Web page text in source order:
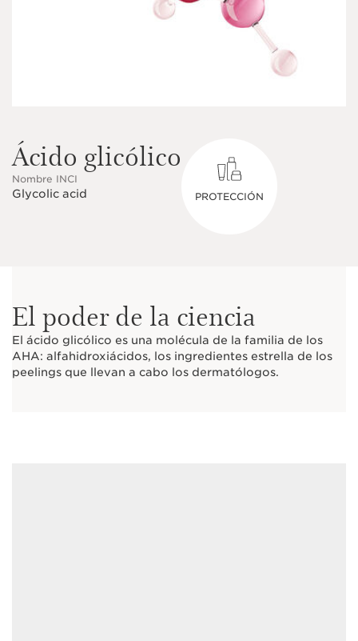
Ácido glicólico
Nombre INCI
Glycolic acid PROTECCIÓN
El poder de la ciencia
El ácido glicólico es una molécula de la familia de los
AHA: alfahidroxiácidos, los ingredientes estrella de los
peelings que llevan a cabo los dermatólogos.